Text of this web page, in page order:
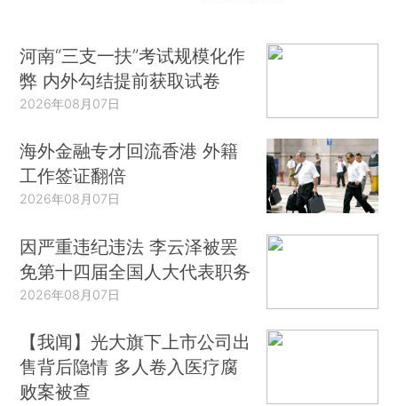
河南“三支一扶”考试规模化作
弊 内外勾结提前获取试卷
2026年08月07日
海外金融专才回流香港 外籍
工作签证翻倍
2026年08月07日
因严重违纪违法 李云泽被罢
免第十四届全国人大代表职务
2026年08月07日
【我闻】光大旗下上市公司出
售背后隐情 多人卷入医疗腐
败案被查